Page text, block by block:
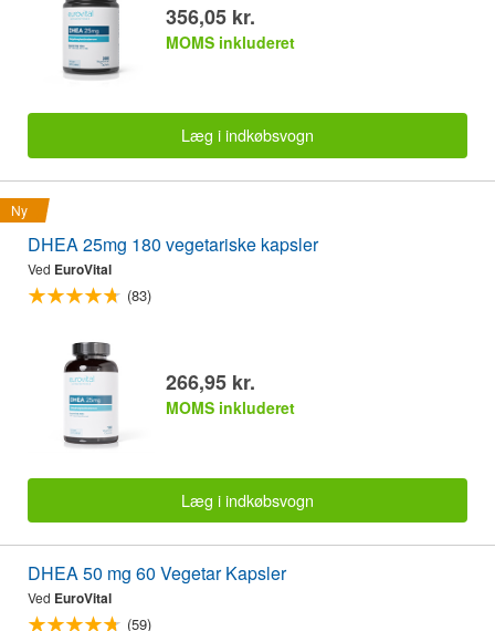
356,05 kr.
MOMS inkluderet
Læg i indkøbsvogn
Ny
DHEA 25mg 180 vegetariske kapsler
Ved EuroVital
(83)
266,95 kr.
MOMS inkluderet
Læg i indkøbsvogn
DHEA 50 mg 60 Vegetar Kapsler
Ved EuroVital
(59)